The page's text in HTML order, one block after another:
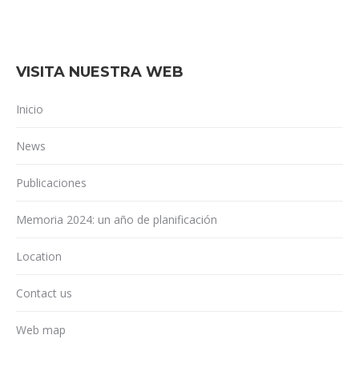
VISITA NUESTRA WEB
Inicio
News
Publicaciones
Memoria 2024: un año de planificación
Location
Contact us
Web map